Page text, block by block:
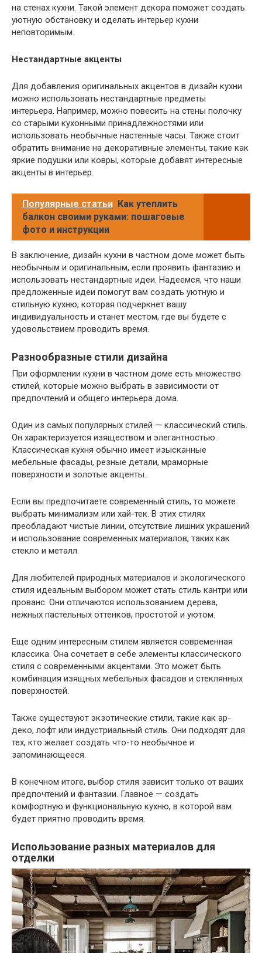
на стенах кухни. Такой элемент декора поможет создать
уютную обстановку и сделать интерьер кухни
неповторимым.
Нестандартные акценты
Для добавления оригинальных акцентов в дизайн кухни
можно использовать нестандартные предметы
интерьера. Например, можно повесить на стены полочку
со старыми кухонными принадлежностями или
использовать необычные настенные часы. Также стоит
обратить внимание на декоративные элементы, такие как
яркие подушки или ковры, которые добавят интересные
акценты в интерьер.
Популярные статьи Как утеплить
балкон своими руками: пошаговые
фото и инструкции
В заключение, дизайн кухни в частном доме может быть
необычным и оригинальным, если проявить фантазию и
использовать нестандартные идеи. Надеемся, что наши
предложенные идеи помогут вам создать уютную и
стильную кухню, которая подчеркнет вашу
индивидуальность и станет местом, где вы будете с
удовольствием проводить время.
Разнообразные стили дизайна
При оформлении кухни в частном доме есть множество
стилей, которые можно выбрать в зависимости от
предпочтений и общего интерьера дома.
Один из самых популярных стилей — классический стиль.
Он характеризуется изяществом и элегантностью.
Классическая кухня обычно имеет изысканные
мебельные фасады, резные детали, мраморные
поверхности и золотые акценты.
Если вы предпочитаете современный стиль, то можете
выбрать минимализм или хай-тек. В этих стилях
преобладают чистые линии, отсутствие лишних украшений
и использование современных материалов, таких как
стекло и металл.
Для любителей природных материалов и экологического
стиля идеальным выбором может стать стиль кантри или
прованс. Они отличаются использованием дерева,
нежных пастельных оттенков, простотой и уютом.
Еще одним интересным стилем является современная
классика. Она сочетает в себе элементы классического
стиля с современными акцентами. Это может быть
комбинация изящных мебельных фасадов и стеклянных
поверхностей.
Также существуют экзотические стили, такие как ар-
деко, лофт или индустриальный стиль. Они подходят для
тех, кто желает создать что-то необычное и
запоминающееся.
В конечном итоге, выбор стиля зависит только от ваших
предпочтений и фантазии. Главное — создать
комфортную и функциональную кухню, в которой вам
будет приятно проводить время.
Использование разных материалов для
отделки